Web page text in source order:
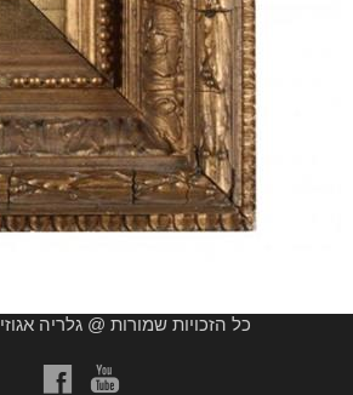
כל הזכויות שמורות @ גלריה אגוזי 2008-2026
a b